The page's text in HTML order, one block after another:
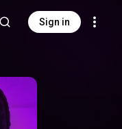
Sign in